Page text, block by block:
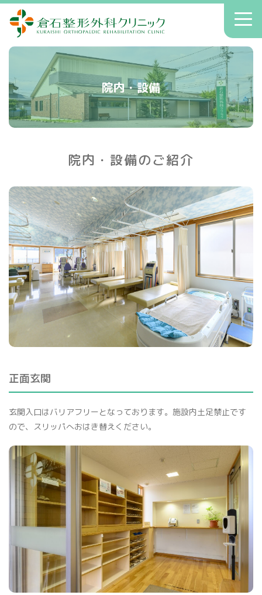
倉石整形外科クリニック
初診の方へ
クリニックのご案内
症状別療法
アクセス
お知らせ
へバーデン結節 患者さんの声
骨密度検査
プライバシーポリシー
マイナンバー保険証利用について
院内・設備
院内・設備のご紹介
正面玄関
玄関入口はバリアフリーとなっております。施設内土足禁止です
ので、スリッパへおはき替えください。